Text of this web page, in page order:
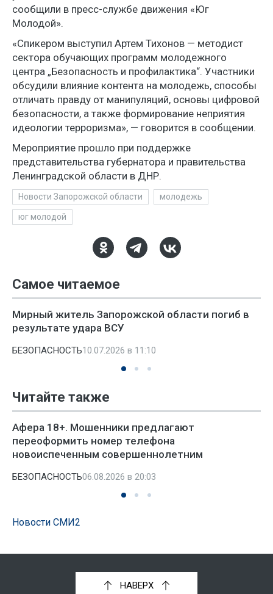
сообщили в пресс-службе движения «Юг
Молодой».
«Спикером выступил Артем Тихонов — методист
сектора обучающих программ молодежного
центра „Безопасность и профилактика“. Участники
обсудили влияние контента на молодежь, способы
отличать правду от манипуляций, основы цифровой
безопасности, а также формирование неприятия
идеологии терроризма», — говорится в сообщении.
Мероприятие прошло при поддержке
представительства губернатора и правительства
Ленинградской области в ДНР.
Новости Запорожской области молодежь
юг молодой
Самое читаемое
Мирный житель Запорожской области погиб в
результате удара ВСУ
БЕЗОПАСНОСТЬ10.07.2026 в 11:10
Читайте также
Афера 18+. Мошенники предлагают
переоформить номер телефона
новоиспеченным совершеннолетним
БЕЗОПАСНОСТЬ06.08.2026 в 20:03
Новости СМИ2
НАВЕРХ